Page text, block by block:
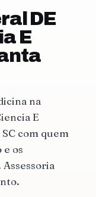
DE
E
na
E
com quem
e os